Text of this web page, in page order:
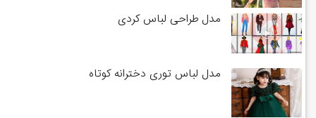
مدل طراحی لباس کردی
مدل لباس توری دخترانه کوتاه